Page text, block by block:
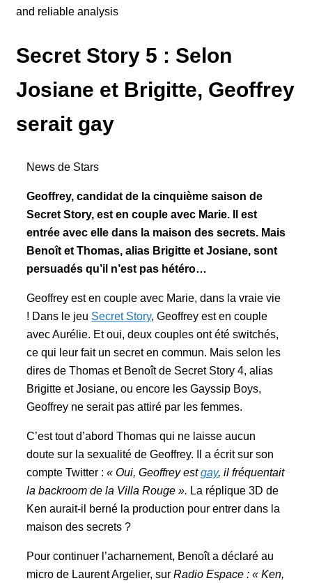
and reliable analysis
Secret Story 5 : Selon
Josiane et Brigitte, Geoffrey
serait gay
News de Stars
Geoffrey, candidat de la cinquième saison de
Secret Story, est en couple avec Marie. Il est
entrée avec elle dans la maison des secrets. Mais
Benoît et Thomas, alias Brigitte et Josiane, sont
persuadés qu’il n’est pas hétéro…
Geoffrey est en couple avec Marie, dans la vraie vie
! Dans le jeu Secret Story, Geoffrey est en couple
avec Aurélie. Et oui, deux couples ont été switchés,
ce qui leur fait un secret en commun. Mais selon les
dires de Thomas et Benoît de Secret Story 4, alias
Brigitte et Josiane, ou encore les Gayssip Boys,
Geoffrey ne serait pas attiré par les femmes.
C’est tout d’abord Thomas qui ne laisse aucun
doute sur la sexualité de Geoffrey. Il a écrit sur son
compte Twitter : « Oui, Geoffrey estgay, il fréquentait
la backroom de la Villa Rouge ». La réplique 3D de
Ken aurait-il berné la production pour entrer dans la
maison des secrets ?
Pour continuer l’acharnement, Benoît a déclaré au
micro de Laurent Argelier, sur Radio Espace : « Ken,